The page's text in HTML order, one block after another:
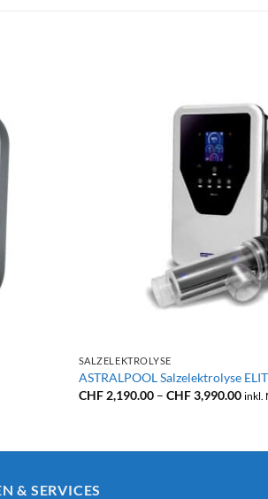
SALZELEKTROLYSE
ASTRALPOOL Salzelektrolyse
CHF2,190.00 – CHF3,990.00 inkl.
& SERVICES